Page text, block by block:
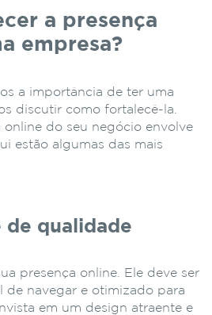
a presença
empresa?
a importância de ter uma
discutir como fortalecê-la.
online do seu negócio envolve
estão algumas das mais
de qualidade
presença online. Ele deve ser
de navegar e otimizado para
em um design atraente e